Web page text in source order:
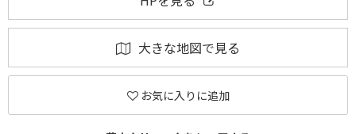
大きな地図で見る
お気に入りに追加